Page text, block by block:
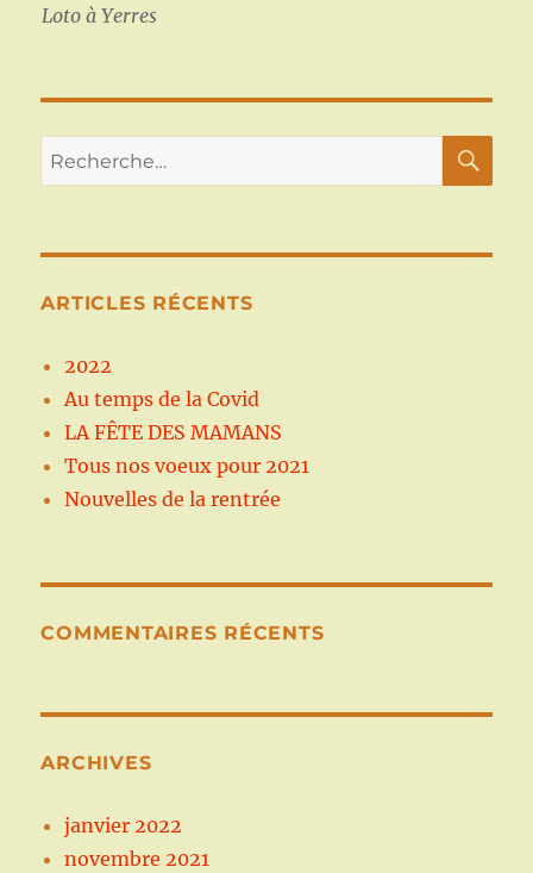
Loto à Yerres
Recherche
pour :
ARTICLES RÉCENTS
2022
Au temps de la Covid
LA FÊTE DES MAMANS
Tous nos voeux pour 2021
Nouvelles de la rentrée
COMMENTAIRES RÉCENTS
ARCHIVES
janvier 2022
novembre 2021